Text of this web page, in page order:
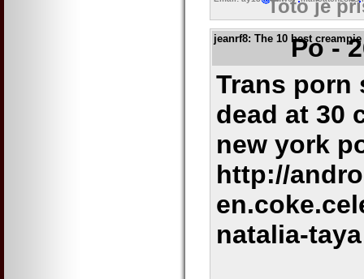
Toto je
jeanrf8: The 10 bestPo -
Trans porn
dead at 30
new york
http://
natalia-taya